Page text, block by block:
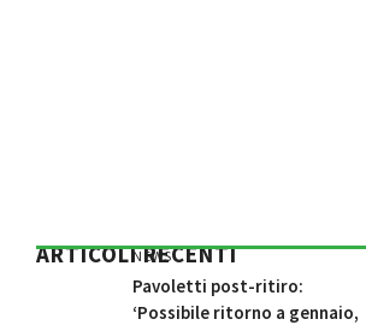
ARTICOLI RECENTI
NEWS
Pavoletti post-ritiro:
‘Possibile ritorno a gennaio,